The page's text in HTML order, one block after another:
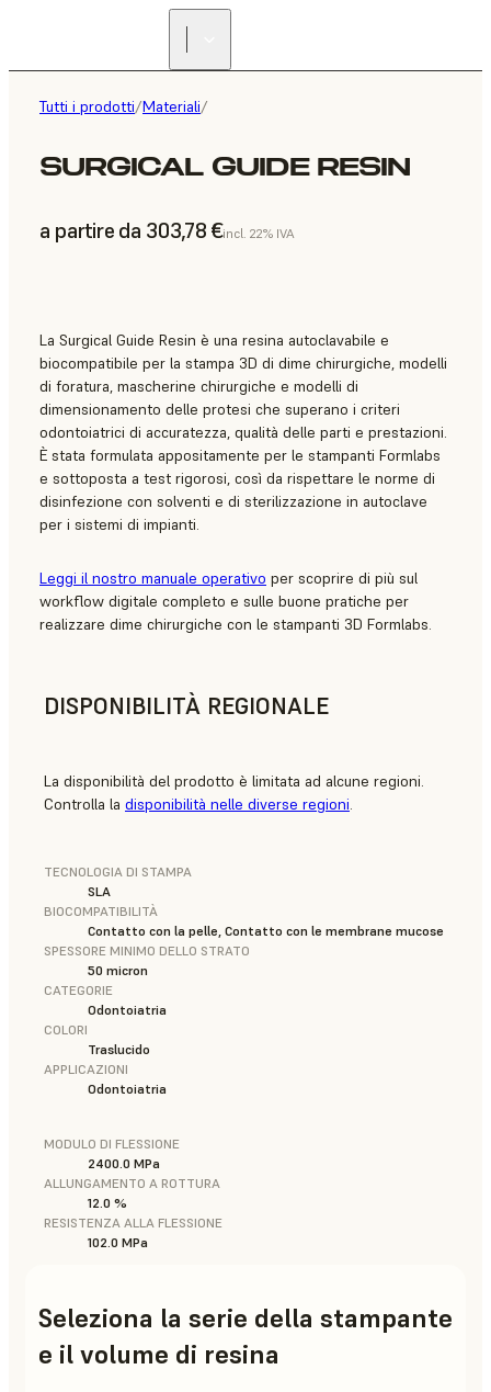
Tutti i prodotti/Materiali/
SURGICAL GUIDE RESIN
a partire da 303,78 €incl. 22% IVA
La Surgical Guide Resin è una resina autoclavabile e
biocompatibile per la stampa 3D di dime chirurgiche, modelli
di foratura, mascherine chirurgiche e modelli di
dimensionamento delle protesi che superano i criteri
odontoiatrici di accuratezza, qualità delle parti e prestazioni.
È stata formulata appositamente per le stampanti Formlabs
e sottoposta a test rigorosi, così da rispettare le norme di
disinfezione con solventi e di sterilizzazione in autoclave
per i sistemi di impianti.
Leggi il nostro manuale operativo per scoprire di più sul
workflow digitale completo e sulle buone pratiche per
realizzare dime chirurgiche con le stampanti 3D Formlabs.
DISPONIBILITÀ REGIONALE
La disponibilità del prodotto è limitata ad alcune regioni.
Controlla la disponibilità nelle diverse regioni.
TECNOLOGIA DI STAMPA
SLA
BIOCOMPATIBILITÀ
Contatto con la pelle, Contatto con le membrane mucose
SPESSORE MINIMO DELLO STRATO
50 micron
CATEGORIE
Odontoiatria
COLORI
Traslucido
APPLICAZIONI
Odontoiatria
MODULO DI FLESSIONE
2400.0 MPa
ALLUNGAMENTO A ROTTURA
12.0 %
RESISTENZA ALLA FLESSIONE
102.0 MPa
Seleziona la serie della stampante
e il volume di resina